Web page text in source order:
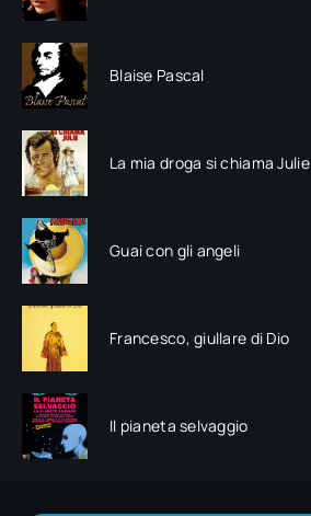
Blaise Pascal
La mia droga si chiama Julie
Guai con gli angeli
Francesco, giullare di Dio
Il pianeta selvaggio